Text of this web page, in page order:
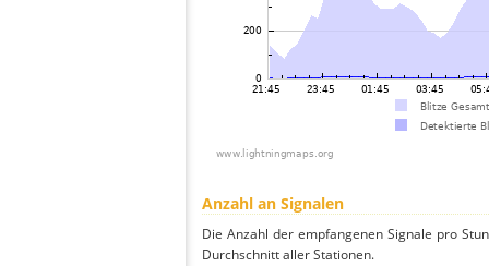
Anzahl an Signalen
Die Anzahl der empfangenen Signale pro
Durchschnitt aller Stationen.